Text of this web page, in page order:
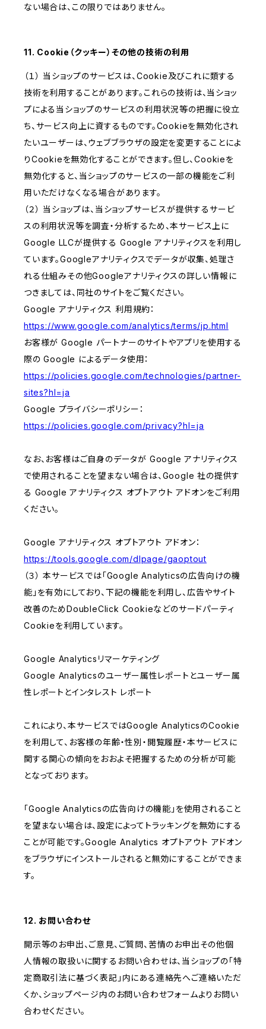
ない場合は、この限りではありません。
11. Cookie（クッキー）その他の技術の利用
（１） 当ショップのサービスは、Cookie及びこれに類する
技術を利用することがあります。これらの技術は、当ショッ
プによる当ショップのサービスの利用状況等の把握に役立
ち、サービス向上に資するものです。Cookieを無効化され
たいユーザーは、ウェブブラウザの設定を変更することによ
りCookieを無効化することができます。但し、Cookieを
無効化すると、当ショップのサービスの一部の機能をご利
用いただけなくなる場合があります。
（２） 当ショップは、当ショップサービスが提供するサービ
スの利用状況等を調査・分析するため、本サービス上に
Google LLCが提供する Google アナリティクスを利用し
ています。Googleアナリティクスでデータが収集、処理さ
れる仕組みその他Googleアナリティクスの詳しい情報に
つきましては、同社のサイトをご覧ください。
Google アナリティクス 利用規約：
https://www.google.com/analytics/terms/jp.html
お客様が Google パートナーのサイトやアプリを使用する
際の Google によるデータ使用：
https://policies.google.com/technologies/partner-
sites?hl=ja
Google プライバシーポリシー：
https://policies.google.com/privacy?hl=ja
なお、お客様はご自身のデータが Google アナリティクス
で使用されることを望まない場合は、Google 社の提供す
る Google アナリティクス オプトアウト アドオンをご利用
ください。
Google アナリティクス オプトアウト アドオン：
https://tools.google.com/dlpage/gaoptout
（３） 本サービスでは「Google Analyticsの広告向けの機
能」を有効にしており、下記の機能を利用し、広告やサイト
改善のためDoubleClick Cookieなどのサードパーティ
Cookieを利用しています。
Google Analyticsリマーケティング
Google Analyticsのユーザー属性レポートとユーザー属
性レポートとインタレスト レポート
これにより、本サービスではGoogle AnalyticsのCookie
を利用して、お客様の年齢・性別・閲覧履歴・本サービスに
関する関心の傾向をおおよそ把握するための分析が可能
となっております。
「Google Analyticsの広告向けの機能」を使用されること
を望まない場合は、設定によってトラッキングを無効にする
ことが可能です。Google Analytics オプトアウト アドオン
をブラウザにインストールされると無効にすることができま
す。
12. お問い合わせ
開示等のお申出、ご意見、ご質問、苦情のお申出その他個
人情報の取扱いに関するお問い合わせは、当ショップの「特
定商取引法に基づく表記」内にある連絡先へご連絡いただ
くか、ショップページ内のお問い合わせフォームよりお問い
合わせください。